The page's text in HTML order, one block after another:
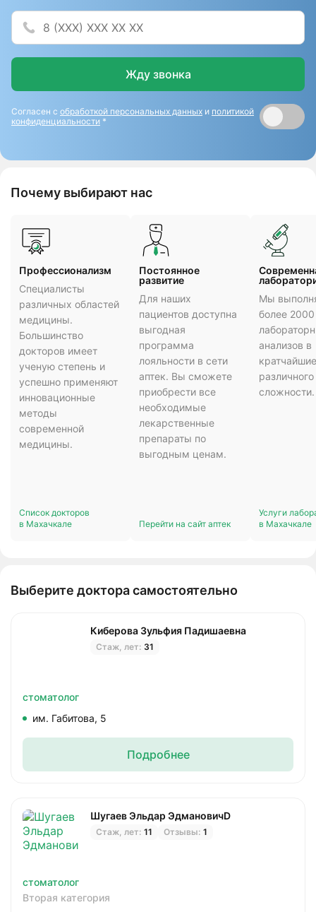
Жду звонка
Согласен с обработкой персональных данных и политикой
конфиденциальности *
Почему выбирают нас
Профессионализм
Специалисты
различных областей
медицины.
Большинство
докторов имеет
ученую степень и
успешно применяют
инновационные
методы
современной
медицины.
Список докторов
в Махачкале
Постоянное
развитие
Для наших
пациентов доступна
выгодная
программа
лояльности в сети
аптек. Вы сможете
приобрести все
необходимые
лекарственные
препараты по
выгодным ценам.
Перейти на сайт аптек
Мы
более
анализов в
сложности.
Услуги
в Махачкале
Выберите доктора самостоятельно
Киберова Зульфия Падишаевна
Стаж, лет: 31
стоматолог
им. Габитова, 5
Подробнее
Шугаев Эльдар ЭдмановичD
Стаж, лет: 11 Отзывы: 1
стоматолог
Вторая категория